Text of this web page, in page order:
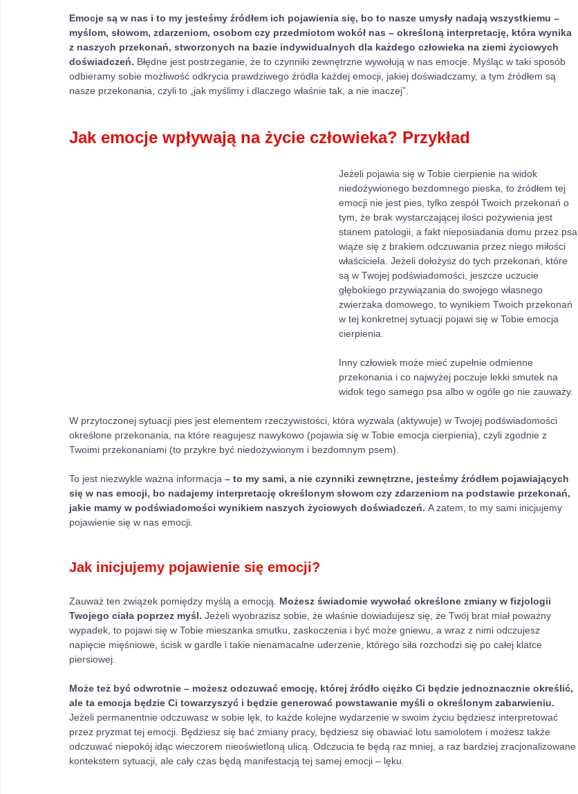
Emocje są w nas i to my jesteśmy źródłem ich pojawienia się, bo to nasze umysły nadają wszystkiemu –
myślom, słowom, zdarzeniom, osobom czy przedmiotom wokół nas – określoną interpretację, która wynika
z naszych przekonań, stworzonych na bazie indywidualnych dla każdego człowieka na ziemi życiowych
doświadczeń. Błędne jest postrzeganie, że to czynniki zewnętrzne wywołują w nas emocje. Myśląc w taki sposób
odbieramy sobie możliwość odkrycia prawdziwego źródła każdej emocji, jakiej doświadczamy, a tym źródłem są
nasze przekonania, czyli to „jak myślimy i dlaczego właśnie tak, a nie inaczej”.
Jak emocje wpływają na życie człowieka? Przykład
Jeżeli pojawia się w Tobie cierpienie na widok
niedożywionego bezdomnego pieska, to źródłem tej
emocji nie jest pies, tylko zespół Twoich przekonań o
tym, że brak wystarczającej ilości pożywienia jest
stanem patologii, a fakt nieposiadania domu przez psa
wiąże się z brakiem odczuwania przez niego miłości
właściciela. Jeżeli dołożysz do tych przekonań, które
są w Twojej podświadomości, jeszcze uczucie
głębokiego przywiązania do swojego własnego
zwierzaka domowego, to wynikiem Twoich przekonań
w tej konkretnej sytuacji pojawi się w Tobie emocja
cierpienia.
Inny człowiek może mieć zupełnie odmienne
przekonania i co najwyżej poczuje lekki smutek na
widok tego samego psa albo w ogóle go nie zauważy.
W przytoczonej sytuacji pies jest elementem rzeczywistości, która wyzwala (aktywuje) w Twojej podświadomości
określone przekonania, na które reagujesz nawykowo (pojawia się w Tobie emocja cierpienia), czyli zgodnie z
Twoimi przekonaniami (to przykre być niedożywionym i bezdomnym psem).
To jest niezwykle ważna informacja – to my sami, a nie czynniki zewnętrzne, jesteśmy źródłem pojawiających
się w nas emocji, bo nadajemy interpretację określonym słowom czy zdarzeniom na podstawie przekonań,
jakie mamy w podświadomości wynikiem naszych życiowych doświadczeń. A zatem, to my sami inicjujemy
pojawienie się w nas emocji.
Jak inicjujemy pojawienie się emocji?
Zauważ ten związek pomiędzy myślą a emocją. Możesz świadomie wywołać określone zmiany w fizjologii
Twojego ciała poprzez myśl. Jeżeli wyobrazisz sobie, że właśnie dowiadujesz się, że Twój brat miał poważny
wypadek, to pojawi się w Tobie mieszanka smutku, zaskoczenia i być może gniewu, a wraz z nimi odczujesz
napięcie mięśniowe, ścisk w gardle i takie nienamacalne uderzenie, którego siła rozchodzi się po całej klatce
piersiowej.
Może też być odwrotnie – możesz odczuwać emocję, której źródło ciężko Ci będzie jednoznacznie określić,
ale ta emocja będzie Ci towarzyszyć i będzie generować powstawanie myśli o określonym zabarwieniu.
Jeżeli permanentnie odczuwasz w sobie lęk, to każde kolejne wydarzenie w swoim życiu będziesz interpretować
przez pryzmat tej emocji. Będziesz się bać zmiany pracy, będziesz się obawiać lotu samolotem i możesz także
odczuwać niepokój idąc wieczorem nieoświetloną ulicą. Odczucia te będą raz mniej, a raz bardziej zracjonalizowane
kontekstem sytuacji, ale cały czas będą manifestacją tej samej emocji – lęku.